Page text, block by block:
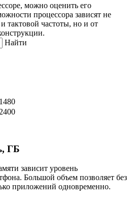
можно оценить его
процессора зависят не
тактовой частоты, но и от
Найти
ГБ
зависит уровень
Большой объем позволяет без
приложений одновременно.